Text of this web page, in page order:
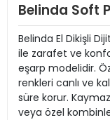
Belinda Soft
Belinda El Dikişli
ile zarafet ve
eşarp modelidir.
renkleri canlı ve
süre korur.
veya özel